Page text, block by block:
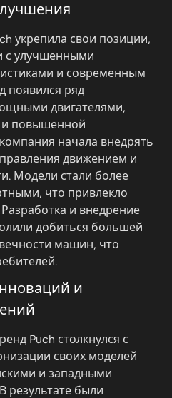
укрепила свои позиции,
с улучшенными
и современным
появился ряд
двигателями,
и повышенной
начала внедрять
движением и
Модели стали более
что привлекло
и внедрение
добиться большей
машин, что
и
Puch столкнулся с
своих моделей
и западными
результате были